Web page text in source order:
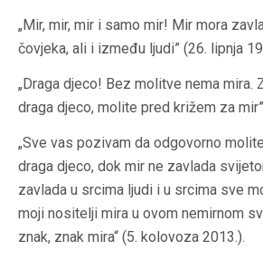
„Mir, mir, mir i samo mir! Mir mora
čovjeka, ali i između ljudi” (26. lipnja
„Draga djeco! Bez molitve nema mira.
draga djeco, molite pred križem za
„Sve vas pozivam da odgovorno
draga djeco, dok mir ne zavlada
zavlada u srcima ljudi i u srcima sve
moji nositelji mira u ovom nemirnom
znak, znak mira“ (5. kolovoza 2013.).